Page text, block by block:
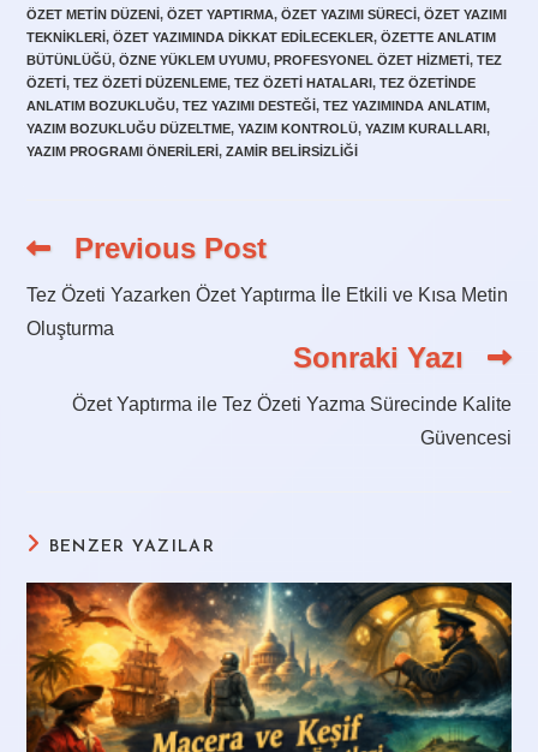
ÖZET METIN DÜZENI, ÖZET YAPTIRMA, ÖZET YAZIMI SÜRECI, ÖZET YAZIMI
TEKNIKLERI, ÖZET YAZIMINDA DIKKAT EDILECEKLER, ÖZETTE ANLATIM
BÜTÜNLÜĞÜ, ÖZNE YÜKLEM UYUMU, PROFESYONEL ÖZET HIZMETI, TEZ
ÖZETI, TEZ ÖZETI DÜZENLEME, TEZ ÖZETI HATALARI, TEZ ÖZETINDE
ANLATIM BOZUKLUĞU, TEZ YAZIMI DESTEĞI, TEZ YAZIMINDA ANLATIM,
YAZIM BOZUKLUĞU DÜZELTME, YAZIM KONTROLÜ, YAZIM KURALLARI,
YAZIM PROGRAMI ÖNERILERI, ZAMIR BELIRSIZLIĞI
Read
articles
Previous Post
Tez Özeti Yazarken Özet Yaptırma İle Etkili ve Kısa Metin
Oluşturma
Sonraki Yazı
Özet Yaptırma ile Tez Özeti Yazma Sürecinde Kalite
Güvencesi
BENZER YAZILAR